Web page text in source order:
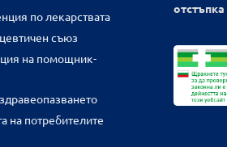
по лекарствата
съюз
на помощник-
на потребителите
отстъпка